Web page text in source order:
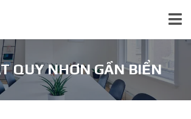
QUY NHƠN GẦN BIỂN